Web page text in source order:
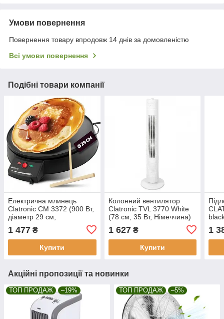
Умови повернення
Повернення товару впродовж 14 днів за домовленістю
Всі умови повернення
Подібні товари компанії
Електрична млинець
Clatronic CM 3372 (900 Вт,
діаметр 29 см,
Німеччина)
1 477 ₴
Купити
Колонний вентилятор
Clatronic TVL 3770 White
(78 см, 35 Вт, Німеччина)
1 627₴
Купити
1
Акційні пропозиції та новинки
ТОП ПРОДАЖ –19% ТОП ПРОДАЖ –5%